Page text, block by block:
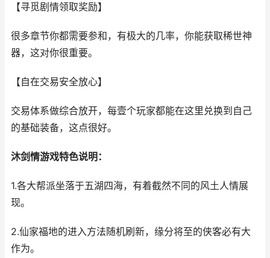
【寻觅剧情领取奖励】
很多章节你都需要参和，有极大的几率，你能获取稀世神
器，这对你很重要。
【自在交易安全放心】
交易体系做综合放开，每壹个玩家都能在这里兑换到自己
的基础装备，这点很好。
沐剑情游戏特色说明：
1.各大帮派坐落于五湖四海，有着截然不同的风土人情展
现。
2.仙家福地的进入方法随机刷新，缘分将至的侠客必有大
作为。